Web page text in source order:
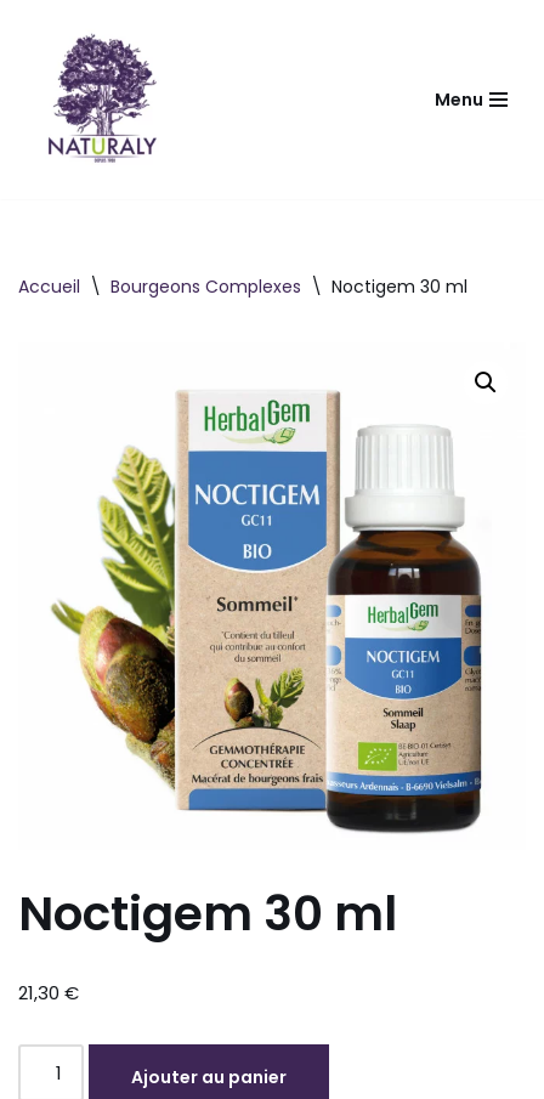
contenu
Menu
Accueil \ Bourgeons Complexes \ Noctigem 30 ml
Noctigem 30 ml
21,30 €
Ajouter au panier